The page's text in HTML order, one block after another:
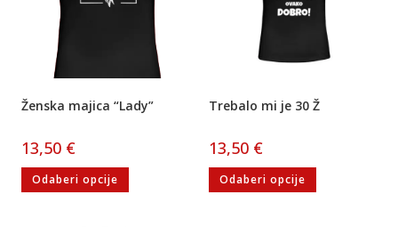
Ženska majica “Lady”
13,50 €
Odaberi opcije
Trebalo mi je 30 Ž
13,50 €
Odaberi opcije